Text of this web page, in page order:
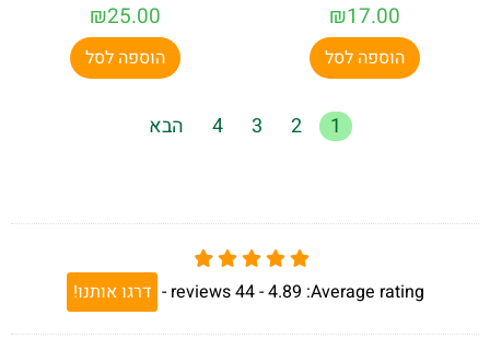
₪17.00
הוספה לסל
₪25.00
הוספה לסל
1
2
3
4 הבא
Average rating:
4.89 -
44
reviews
- דרגו אותנו!